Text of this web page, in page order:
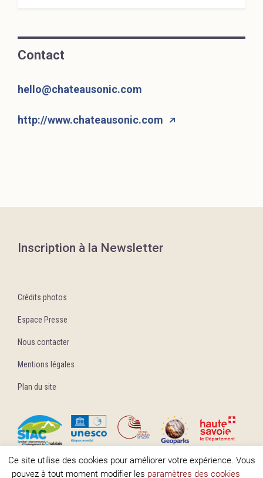
Contact
hello@chateausonic.com
http://www.chateausonic.com
Inscription à la Newsletter
Crédits photos
Espace Presse
Nous contacter
Mentions légales
Plan du site
Ce site utilise des cookies pour améliorer votre expérience. Vous
pouvez à tout moment modifier les paramètres des cookies